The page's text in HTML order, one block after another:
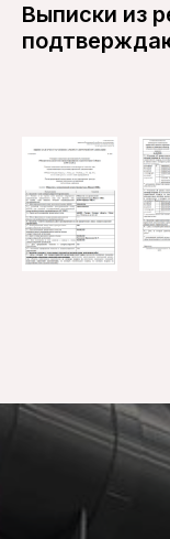
Выписки из